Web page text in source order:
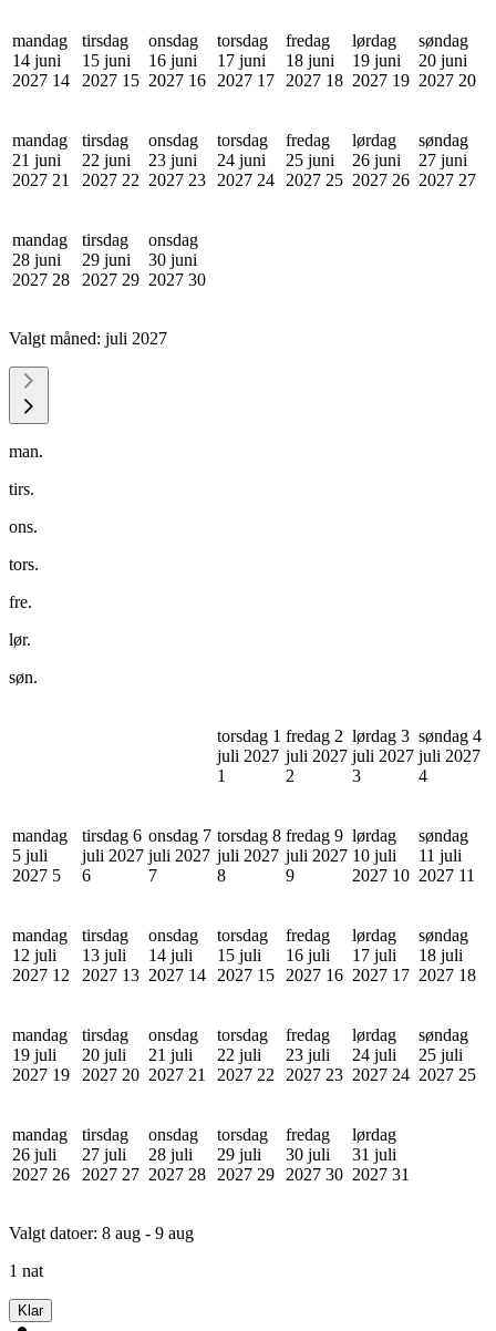
mandag
14 juni
2027 14
tirsdag
15 juni
2027 15
onsdag
16 juni
2027 16
torsdag
17 juni
2027 17
fredag
18 juni
2027 18
lørdag
19 juni
2027 19
søndag
20 juni
2027 20
mandag
21 juni
2027 21
tirsdag
22 juni
2027 22
onsdag
23 juni
2027 23
torsdag
24 juni
2027 24
fredag
25 juni
2027 25
lørdag
26 juni
2027 26
søndag
27 juni
2027 27
mandag
28 juni
2027 28
tirsdag
29 juni
2027 29
onsdag
30 juni
2027 30
Valgt måned: juli 2027
man.
tirs.
ons.
tors.
fre.
lør.
søn.
torsdag 1
juli 2027
1
fredag 2
juli 2027
2
lørdag 3
juli 2027
3
søndag 4
juli 2027
4
mandag
5 juli
2027 5
tirsdag 6
juli 2027
6
onsdag 7
juli 2027
7
torsdag 8
juli 2027
8
fredag 9
juli 2027
9
lørdag
10 juli
2027 10
søndag
11 juli
2027 11
mandag
12 juli
2027 12
tirsdag
13 juli
2027 13
onsdag
14 juli
2027 14
torsdag
15 juli
2027 15
fredag
16 juli
2027 16
lørdag
17 juli
2027 17
søndag
18 juli
2027 18
mandag
19 juli
2027 19
tirsdag
20 juli
2027 20
onsdag
21 juli
2027 21
torsdag
22 juli
2027 22
fredag
23 juli
2027 23
lørdag
24 juli
2027 24
søndag
25 juli
2027 25
mandag
26 juli
2027 26
tirsdag
27 juli
2027 27
onsdag
28 juli
2027 28
torsdag
29 juli
2027 29
fredag
30 juli
2027 30
lørdag
31 juli
2027 31
Valgt datoer: 8 aug - 9 aug
1 nat
Klar